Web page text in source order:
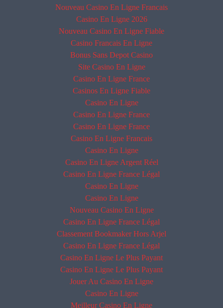
Nouveau Casino En Ligne Francais
Casino En Ligne 2026
Nouveau Casino En Ligne Fiable
Casino Francais En Ligne
Bonus Sans Depot Casino
Site Casino En Ligne
Casino En Ligne France
Casinos En Ligne Fiable
Casino En Ligne
Casino En Ligne France
Casino En Ligne France
Casino En Ligne Francais
Casino En Ligne
Casino En Ligne Argent Réel
Casino En Ligne France Légal
Casino En Ligne
Casino En Ligne
Nouveau Casino En Ligne
Casino En Ligne France Légal
Classement Bookmaker Hors Arjel
Casino En Ligne France Légal
Casino En Ligne Le Plus Payant
Casino En Ligne Le Plus Payant
Jouer Au Casino En Ligne
Casino En Ligne
Meilleur Casino En Ligne